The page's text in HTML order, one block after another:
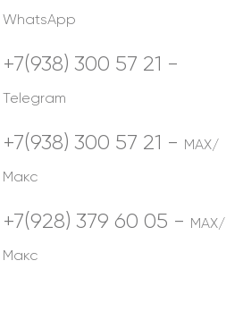
WhatsApp
+7(938) 300 57 21 -
Telegram
+7(938) 300 57 21 - MAX/
Макс
+7(928) 379 60 05 - MAX/
Макс